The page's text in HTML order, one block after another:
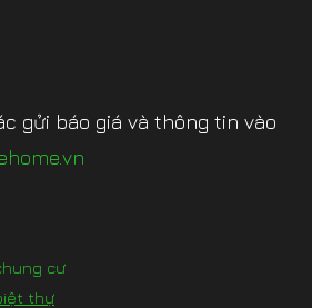
gửi báo giá và thông tin vào
cư
thự